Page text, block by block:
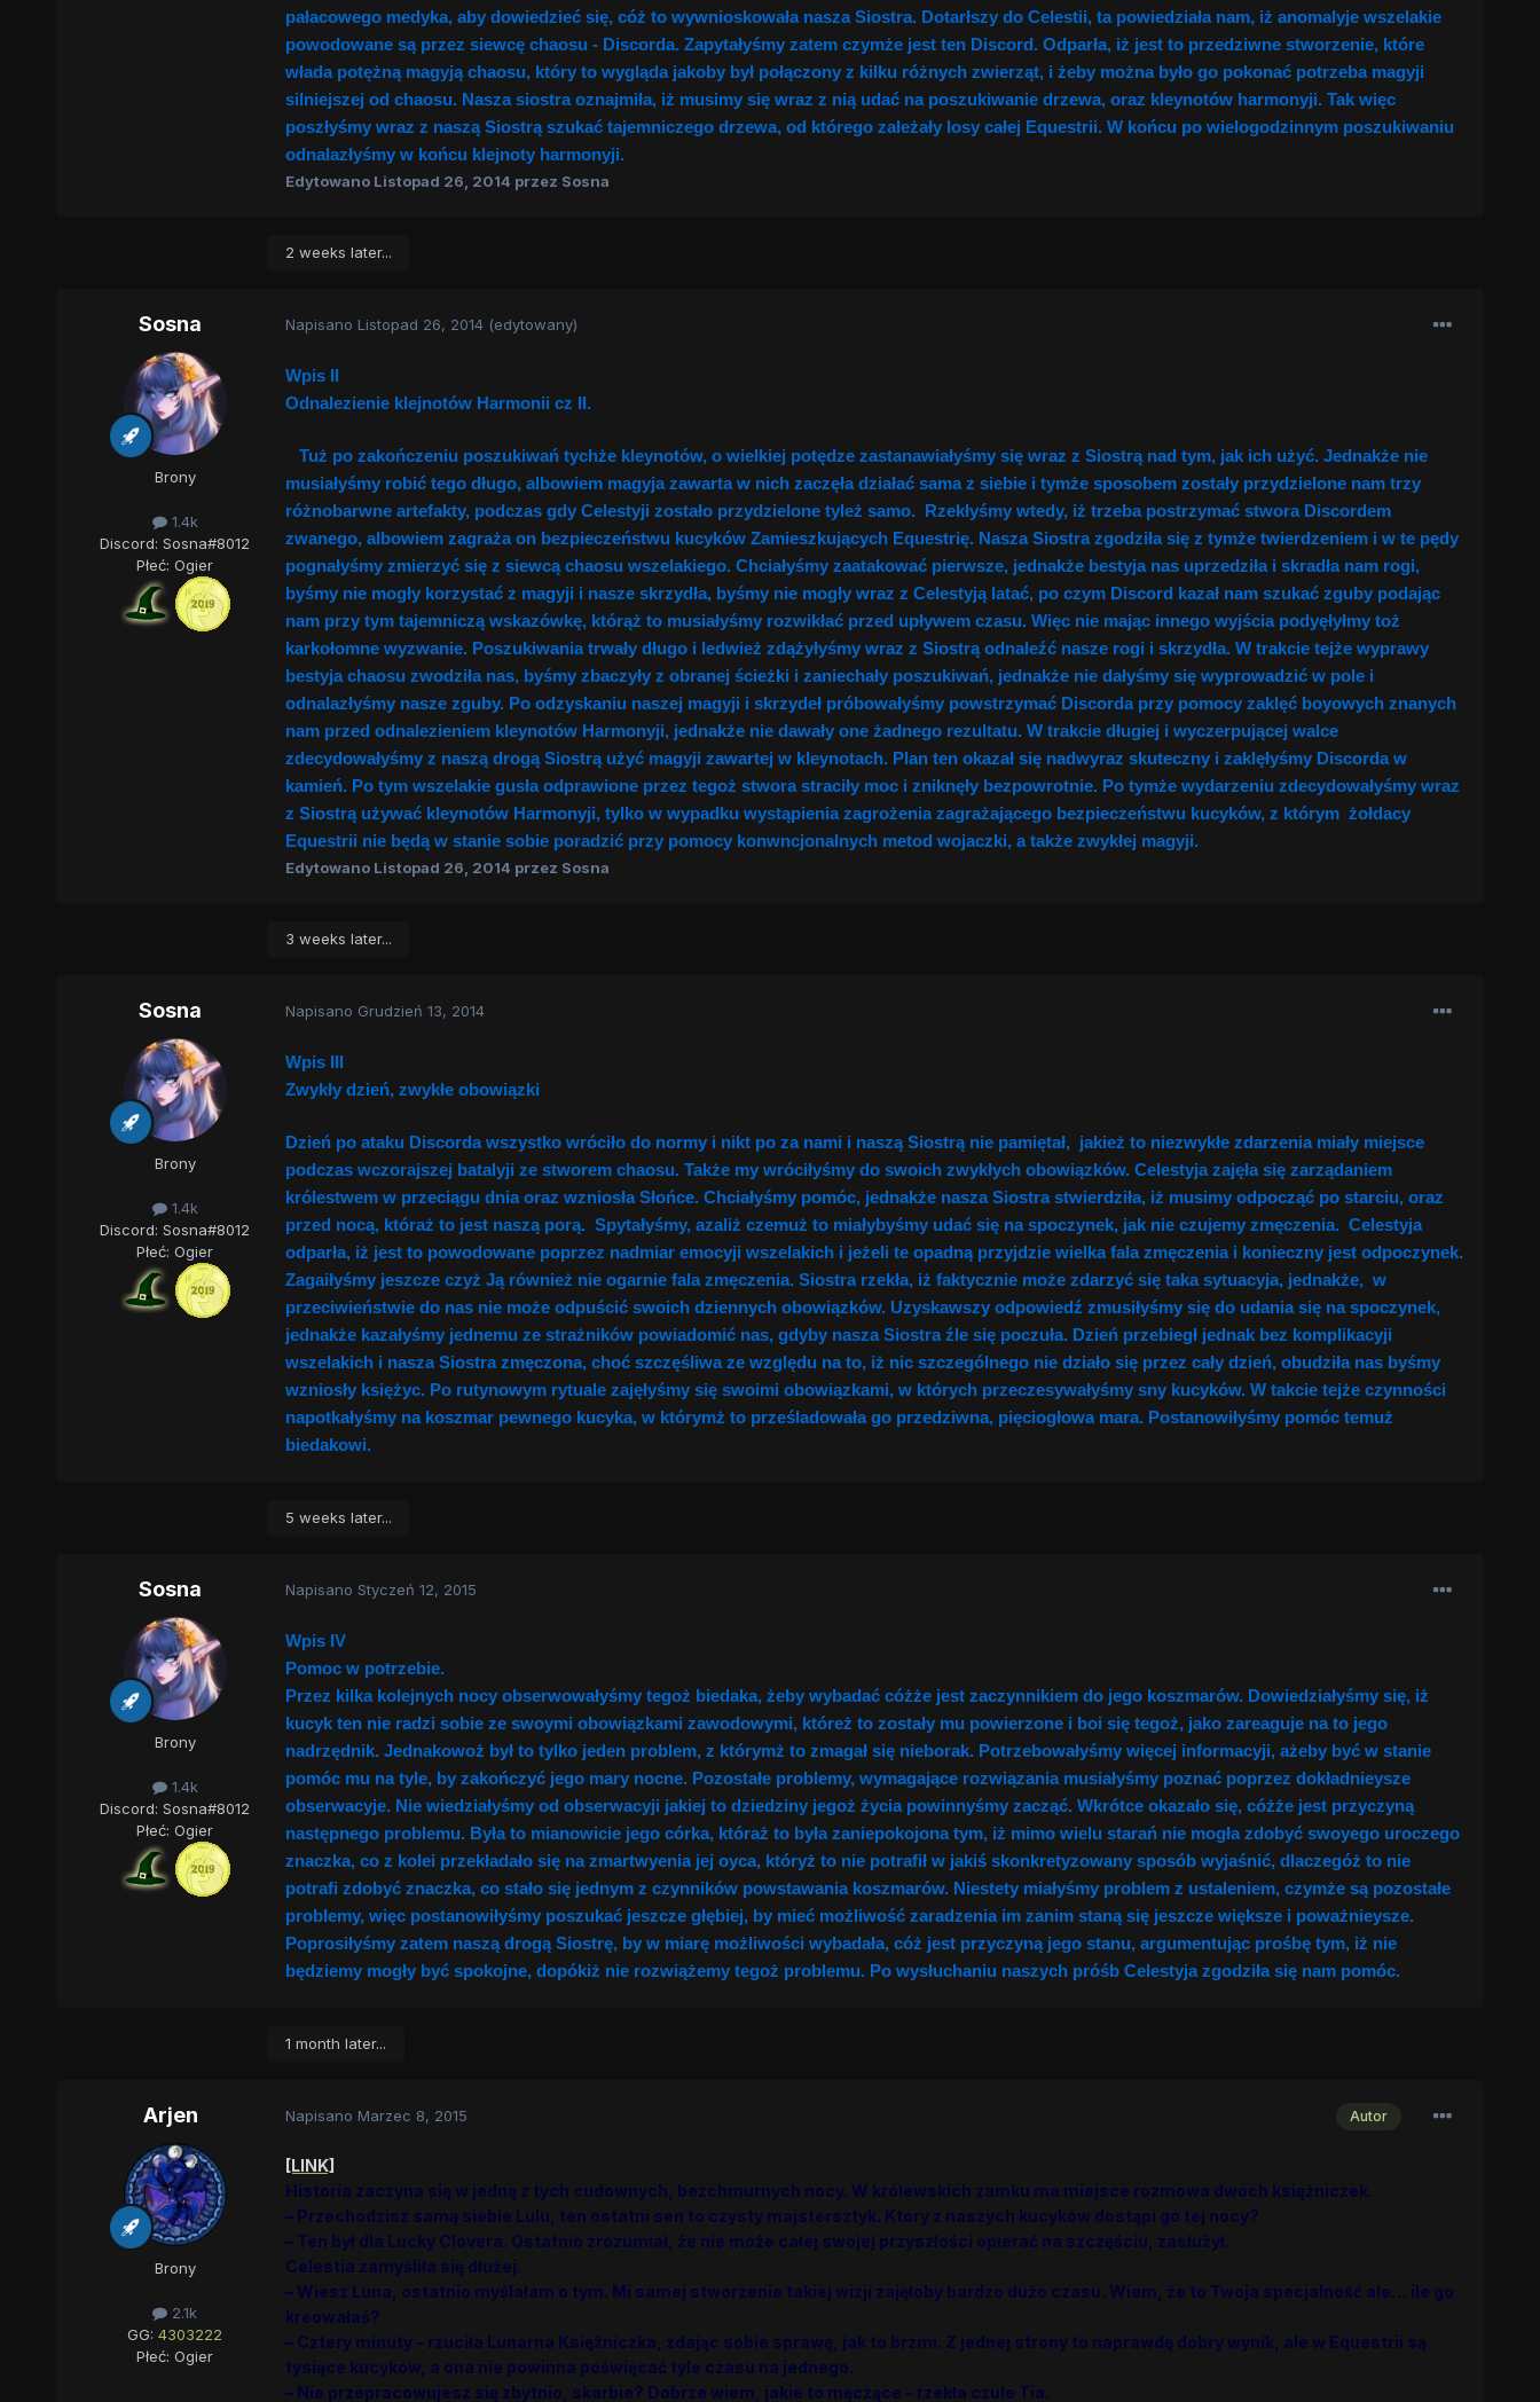
pałacowego medyka, aby dowiedzieć się, cóż to wywnioskowała nasza Siostra. Dotarłszy do Celestii, ta powiedziała nam, iż anomalyje wszelakie
powodowane są przez siewcę chaosu - Discorda. Zapytałyśmy zatem czymże jest ten Discord. Odparła, iż jest to przedziwne stworzenie, które
włada potężną magyją chaosu, który to wygląda jakoby był połączony z kilku różnych zwierząt, i żeby można było go pokonać potrzeba magyji
silniejszej od chaosu. Nasza siostra oznajmiła, iż musimy się wraz z nią udać na poszukiwanie drzewa, oraz kleynotów harmonyji. Tak więc
poszłyśmy wraz z naszą Siostrą szukać tajemniczego drzewa, od którego zależały losy całej Equestrii. W końcu po wielogodzinnym poszukiwaniu
odnalazłyśmy w końcu klejnoty harmonyji.
Edytowano Listopad 26, 2014 przez Sosna
2 weeks later...
Sosna
Brony
1.4k
Discord: Sosna#8012
Płeć: Ogier
Napisano Listopad 26, 2014 (edytowany)
Wpis II
Odnalezienie klejnotów Harmonii cz II.
Tuż po zakończeniu poszukiwań tychże kleynotów, o wielkiej potędze zastanawiałyśmy się wraz z Siostrą nad tym, jak ich użyć. Jednakże nie
musiałyśmy robić tego długo, albowiem magyja zawarta w nich zaczęła działać sama z siebie i tymże sposobem zostały przydzielone nam trzy
różnobarwne artefakty, podczas gdy Celestyji zostało przydzielone tyleż samo. Rzekłyśmy wtedy, iż trzeba postrzymać stwora Discordem
zwanego, albowiem zagraża on bezpieczeństwu kucyków Zamieszkujących Equestrię. Nasza Siostra zgodziła się z tymże twierdzeniem i w te pędy
pognałyśmy zmierzyć się z siewcą chaosu wszelakiego. Chciałyśmy zaatakować pierwsze, jednakże bestyja nas uprzedziła i skradła nam rogi,
byśmy nie mogły korzystać z magyji i nasze skrzydła, byśmy nie mogły wraz z Celestyją latać, po czym Discord kazał nam szukać zguby podając
nam przy tym tajemniczą wskazówkę, którąż to musiałyśmy rozwikłać przed upływem czasu. Więc nie mając innego wyjścia podyęłyłmy toż
karkołomne wyzwanie. Poszukiwania trwały długo i ledwież zdążyłyśmy wraz z Siostrą odnaleźć nasze rogi i skrzydła. W trakcie tejże wyprawy
bestyja chaosu zwodziła nas, byśmy zbaczyły z obranej ścieżki i zaniechały poszukiwań, jednakże nie dałyśmy się wyprowadzić w pole i
odnalazłyśmy nasze zguby. Po odzyskaniu naszej magyji i skrzydeł próbowałyśmy powstrzymać Discorda przy pomocy zaklęć boyowych znanych
nam przed odnalezieniem kleynotów Harmonyji, jednakże nie dawały one żadnego rezultatu. W trakcie długiej i wyczerpującej walce
zdecydowałyśmy z naszą drogą Siostrą użyć magyji zawartej w kleynotach. Plan ten okazał się nadwyraz skuteczny i zaklęłyśmy Discorda w
kamień. Po tym wszelakie gusła odprawione przez tegoż stwora straciły moc i zniknęły bezpowrotnie. Po tymże wydarzeniu zdecydowałyśmy wraz
z Siostrą używać kleynotów Harmonyji, tylko w wypadku wystąpienia zagrożenia zagrażającego bezpieczeństwu kucyków, z którym żołdacy
Equestrii nie będą w stanie sobie poradzić przy pomocy konwncjonalnych metod wojaczki, a także zwykłej magyji.
Edytowano Listopad 26, 2014 przez Sosna
3 weeks later...
Sosna
Brony
1.4k
Discord: Sosna#8012
Płeć: Ogier
Napisano Grudzień 13, 2014
Wpis III
Zwykły dzień, zwykłe obowiązki
Dzień po ataku Discorda wszystko wróciło do normy i nikt po za nami i naszą Siostrą nie pamiętał, jakież to niezwykłe zdarzenia miały miejsce
podczas wczorajszej batalyji ze stworem chaosu. Także my wróciłyśmy do swoich zwykłych obowiązków. Celestyja zajęła się zarządaniem
królestwem w przeciągu dnia oraz wzniosła Słońce. Chciałyśmy pomóc, jednakże nasza Siostra stwierdziła, iż musimy odpocząć po starciu, oraz
przed nocą, któraż to jest naszą porą. Spytałyśmy, azaliż czemuż to miałybyśmy udać się na spoczynek, jak nie czujemy zmęczenia. Celestyja
odparła, iż jest to powodowane poprzez nadmiar emocyji wszelakich i jeżeli te opadną przyjdzie wielka fala zmęczenia i konieczny jest odpoczynek.
Zagaiłyśmy jeszcze czyż Ją również nie ogarnie fala zmęczenia. Siostra rzekła, iż faktycznie może zdarzyć się taka sytuacyja, jednakże, w
przeciwieństwie do nas nie może odpuścić swoich dziennych obowiązków. Uzyskawszy odpowiedź zmusiłyśmy się do udania się na spoczynek,
jednakże kazałyśmy jednemu ze strażników powiadomić nas, gdyby nasza Siostra źle się poczuła. Dzień przebiegł jednak bez komplikacyji
wszelakich i nasza Siostra zmęczona, choć szczęśliwa ze względu na to, iż nic szczególnego nie działo się przez cały dzień, obudziła nas byśmy
wzniosły księżyc. Po rutynowym rytuale zajęłyśmy się swoimi obowiązkami, w których przeczesywałyśmy sny kucyków. W takcie tejże czynności
napotkałyśmy na koszmar pewnego kucyka, w którymż to prześladowała go przedziwna, pięciogłowa mara. Postanowiłyśmy pomóc temuż
biedakowi.
5 weeks later...
Sosna
Brony
1.4k
Discord: Sosna#8012
Płeć: Ogier
Napisano Styczeń 12, 2015
Wpis IV
Pomoc w potrzebie.
Przez kilka kolejnych nocy obserwowałyśmy tegoż biedaka, żeby wybadać cóżże jest zaczynnikiem do jego koszmarów. Dowiedziałyśmy się, iż
kucyk ten nie radzi sobie ze swoymi obowiązkami zawodowymi, któreż to zostały mu powierzone i boi się tegoż, jako zareaguje na to jego
nadrzędnik. Jednakowoż był to tylko jeden problem, z którymż to zmagał się nieborak. Potrzebowałyśmy więcej informacyji, ażeby być w stanie
pomóc mu na tyle, by zakończyć jego mary nocne. Pozostałe problemy, wymagające rozwiązania musiałyśmy poznać poprzez dokładnieysze
obserwacyje. Nie wiedziałyśmy od obserwacyji jakiej to dziedziny jegoż życia powinnyśmy zacząć. Wkrótce okazało się, cóżże jest przyczyną
następnego problemu. Była to mianowicie jego córka, któraż to była zaniepokojona tym, iż mimo wielu starań nie mogła zdobyć swoyego uroczego
znaczka, co z kolei przekładało się na zmartwyenia jej oyca, któryż to nie potrafił w jakiś skonkretyzowany sposób wyjaśnić, dlaczegóż to nie
potrafi zdobyć znaczka, co stało się jednym z czynników powstawania koszmarów. Niestety miałyśmy problem z ustaleniem, czymże są pozostałe
problemy, więc postanowiłyśmy poszukać jeszcze głębiej, by mieć możliwość zaradzenia im zanim staną się jeszcze większe i poważnieysze.
Poprosiłyśmy zatem naszą drogą Siostrę, by w miarę możliwości wybadała, cóż jest przyczyną jego stanu, argumentując prośbę tym, iż nie
będziemy mogły być spokojne, dopókiż nie rozwiążemy tegoż problemu. Po wysłuchaniu naszych próśb Celestyja zgodziła się nam pomóc.
1 month later...
Arjen
Brony
2.1k
GG:4303222
Płeć: Ogier
Autor
Napisano Marzec 8, 2015
[LINK]
Historia zaczyna się w jedną z tych cudownych, bezchmurnych nocy. W królewskich zamku ma miejsce rozmowa dwóch księżniczek.
– Przechodzisz samą siebie Lulu, ten ostatni sen to czysty majstersztyk. Który z naszych kucyków dostąpi go tej nocy?
– Ten był dla Lucky Clovera. Ostatnio zrozumiał, że nie może całej swojej przyszłości opierać na szczęściu, zasłużył.
Celestia zamyśliła się dłużej.
– Wiesz Luna, ostatnio myślałam o tym. Mi samej stworzenie takiej wizji zajęłoby bardzo dużo czasu. Wiem, że to Twoja specjalność ale… ile go
kreowałaś?
– Cztery minuty – rzuciła Lunarna Księżniczka, zdając sobie sprawę, jak to brzmi. Z jednej strony to naprawdę dobry wynik, ale w Equestrii są
tysiące kucyków, a ona nie powinna poświęcać tyle czasu na jednego.
– Nie przepracowujesz się zbytnio, skarbie? Dobrze wiem, jakie to męczące – rzekła czule Tia.